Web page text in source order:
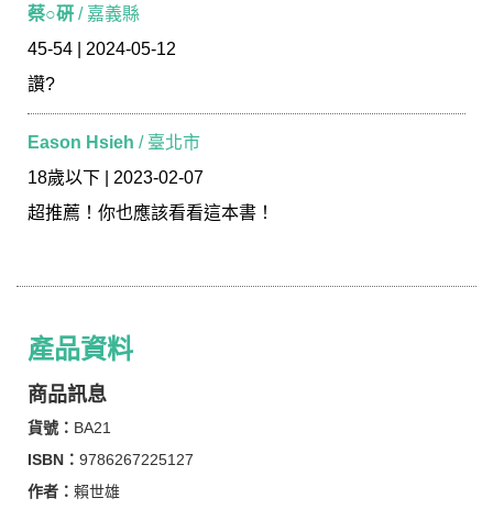
蔡○硏 / 嘉義縣
45-54 | 2024-05-12
讚?
Eason Hsieh / 臺北市
18歲以下 | 2023-02-07
超推薦！你也應該看看這本書！
產品資料
商品訊息
貨號： BA21
ISBN： 9786267225127
作者： 賴世雄